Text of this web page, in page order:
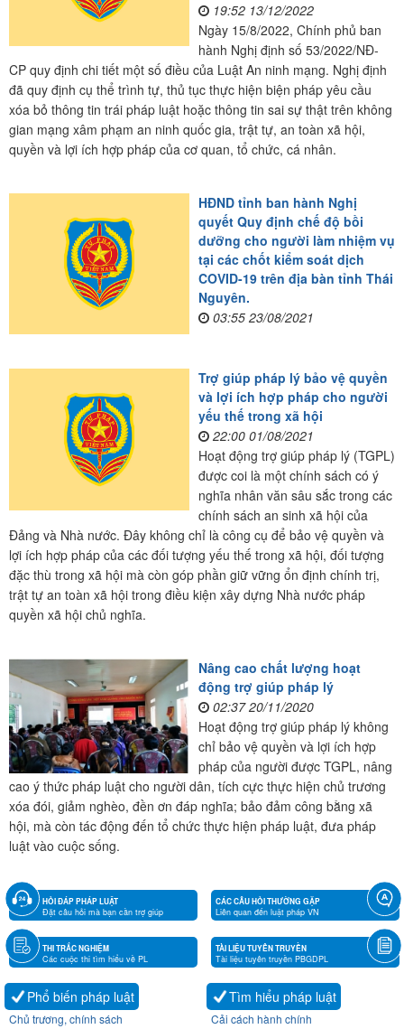
19:52 13/12/2022
Ngày 15/8/2022, Chính phủ ban
hành Nghị định số 53/2022/NĐ-
CP quy định chi tiết một số điều của Luật An ninh mạng. Nghị định
đã quy định cụ thể trình tự, thủ tục thực hiện biện pháp yêu cầu
xóa bỏ thông tin trái pháp luật hoặc thông tin sai sự thật trên không
gian mạng xâm phạm an ninh quốc gia, trật tự, an toàn xã hội,
quyền và lợi ích hợp pháp của cơ quan, tổ chức, cá nhân.
HĐND tỉnh ban hành Nghị
quyết Quy định chế độ bồi
dưỡng cho người làm nhiệm vụ
tại các chốt kiểm soát dịch
COVID-19 trên địa bàn tỉnh Thái
Nguyên.
03:55 23/08/2021
Trợ giúp pháp lý bảo vệ quyền
và lợi ích hợp pháp cho người
yếu thế trong xã hội
22:00 01/08/2021
Hoạt động trợ giúp pháp lý (TGPL)
được coi là một chính sách có ý
nghĩa nhân văn sâu sắc trong các
chính sách an sinh xã hội của
Đảng và Nhà nước. Đây không chỉ là công cụ để bảo vệ quyền và
lợi ích hợp pháp của các đối tượng yếu thế trong xã hội, đối tượng
đặc thù trong xã hội mà còn góp phần giữ vững ổn định chính trị,
trật tự an toàn xã hội trong điều kiện xây dựng Nhà nước pháp
quyền xã hội chủ nghĩa.
Nâng cao chất lượng hoạt
động trợ giúp pháp lý
02:37 20/11/2020
Hoạt động trợ giúp pháp lý không
chỉ bảo vệ quyền và lợi ích hợp
pháp của người được TGPL, nâng
cao ý thức pháp luật cho người dân, tích cực thực hiện chủ trương
xóa đói, giảm nghèo, đền ơn đáp nghĩa; bảo đảm công bằng xã
hội, mà còn tác động đến tổ chức thực hiện pháp luật, đưa pháp
luật vào cuộc sống.
HỎI ĐÁP PHÁP LUẬT
Đặt câu hỏi mà bạn cần trợ giúp
CÁC CÂU HỎI THƯỜNG GẶP
Liên quan đến luật pháp VN
THI TRẮC NGHIỆM
Các cuộc thi tìm hiểu về PL
TÀI LIỆU TUYÊN TRUYỀN
Tài liệu tuyên truyền PBGDPL
Phổ biến pháp luật
Chủ trương, chính sách
Tìm hiểu pháp luật
Cải cách hành chính